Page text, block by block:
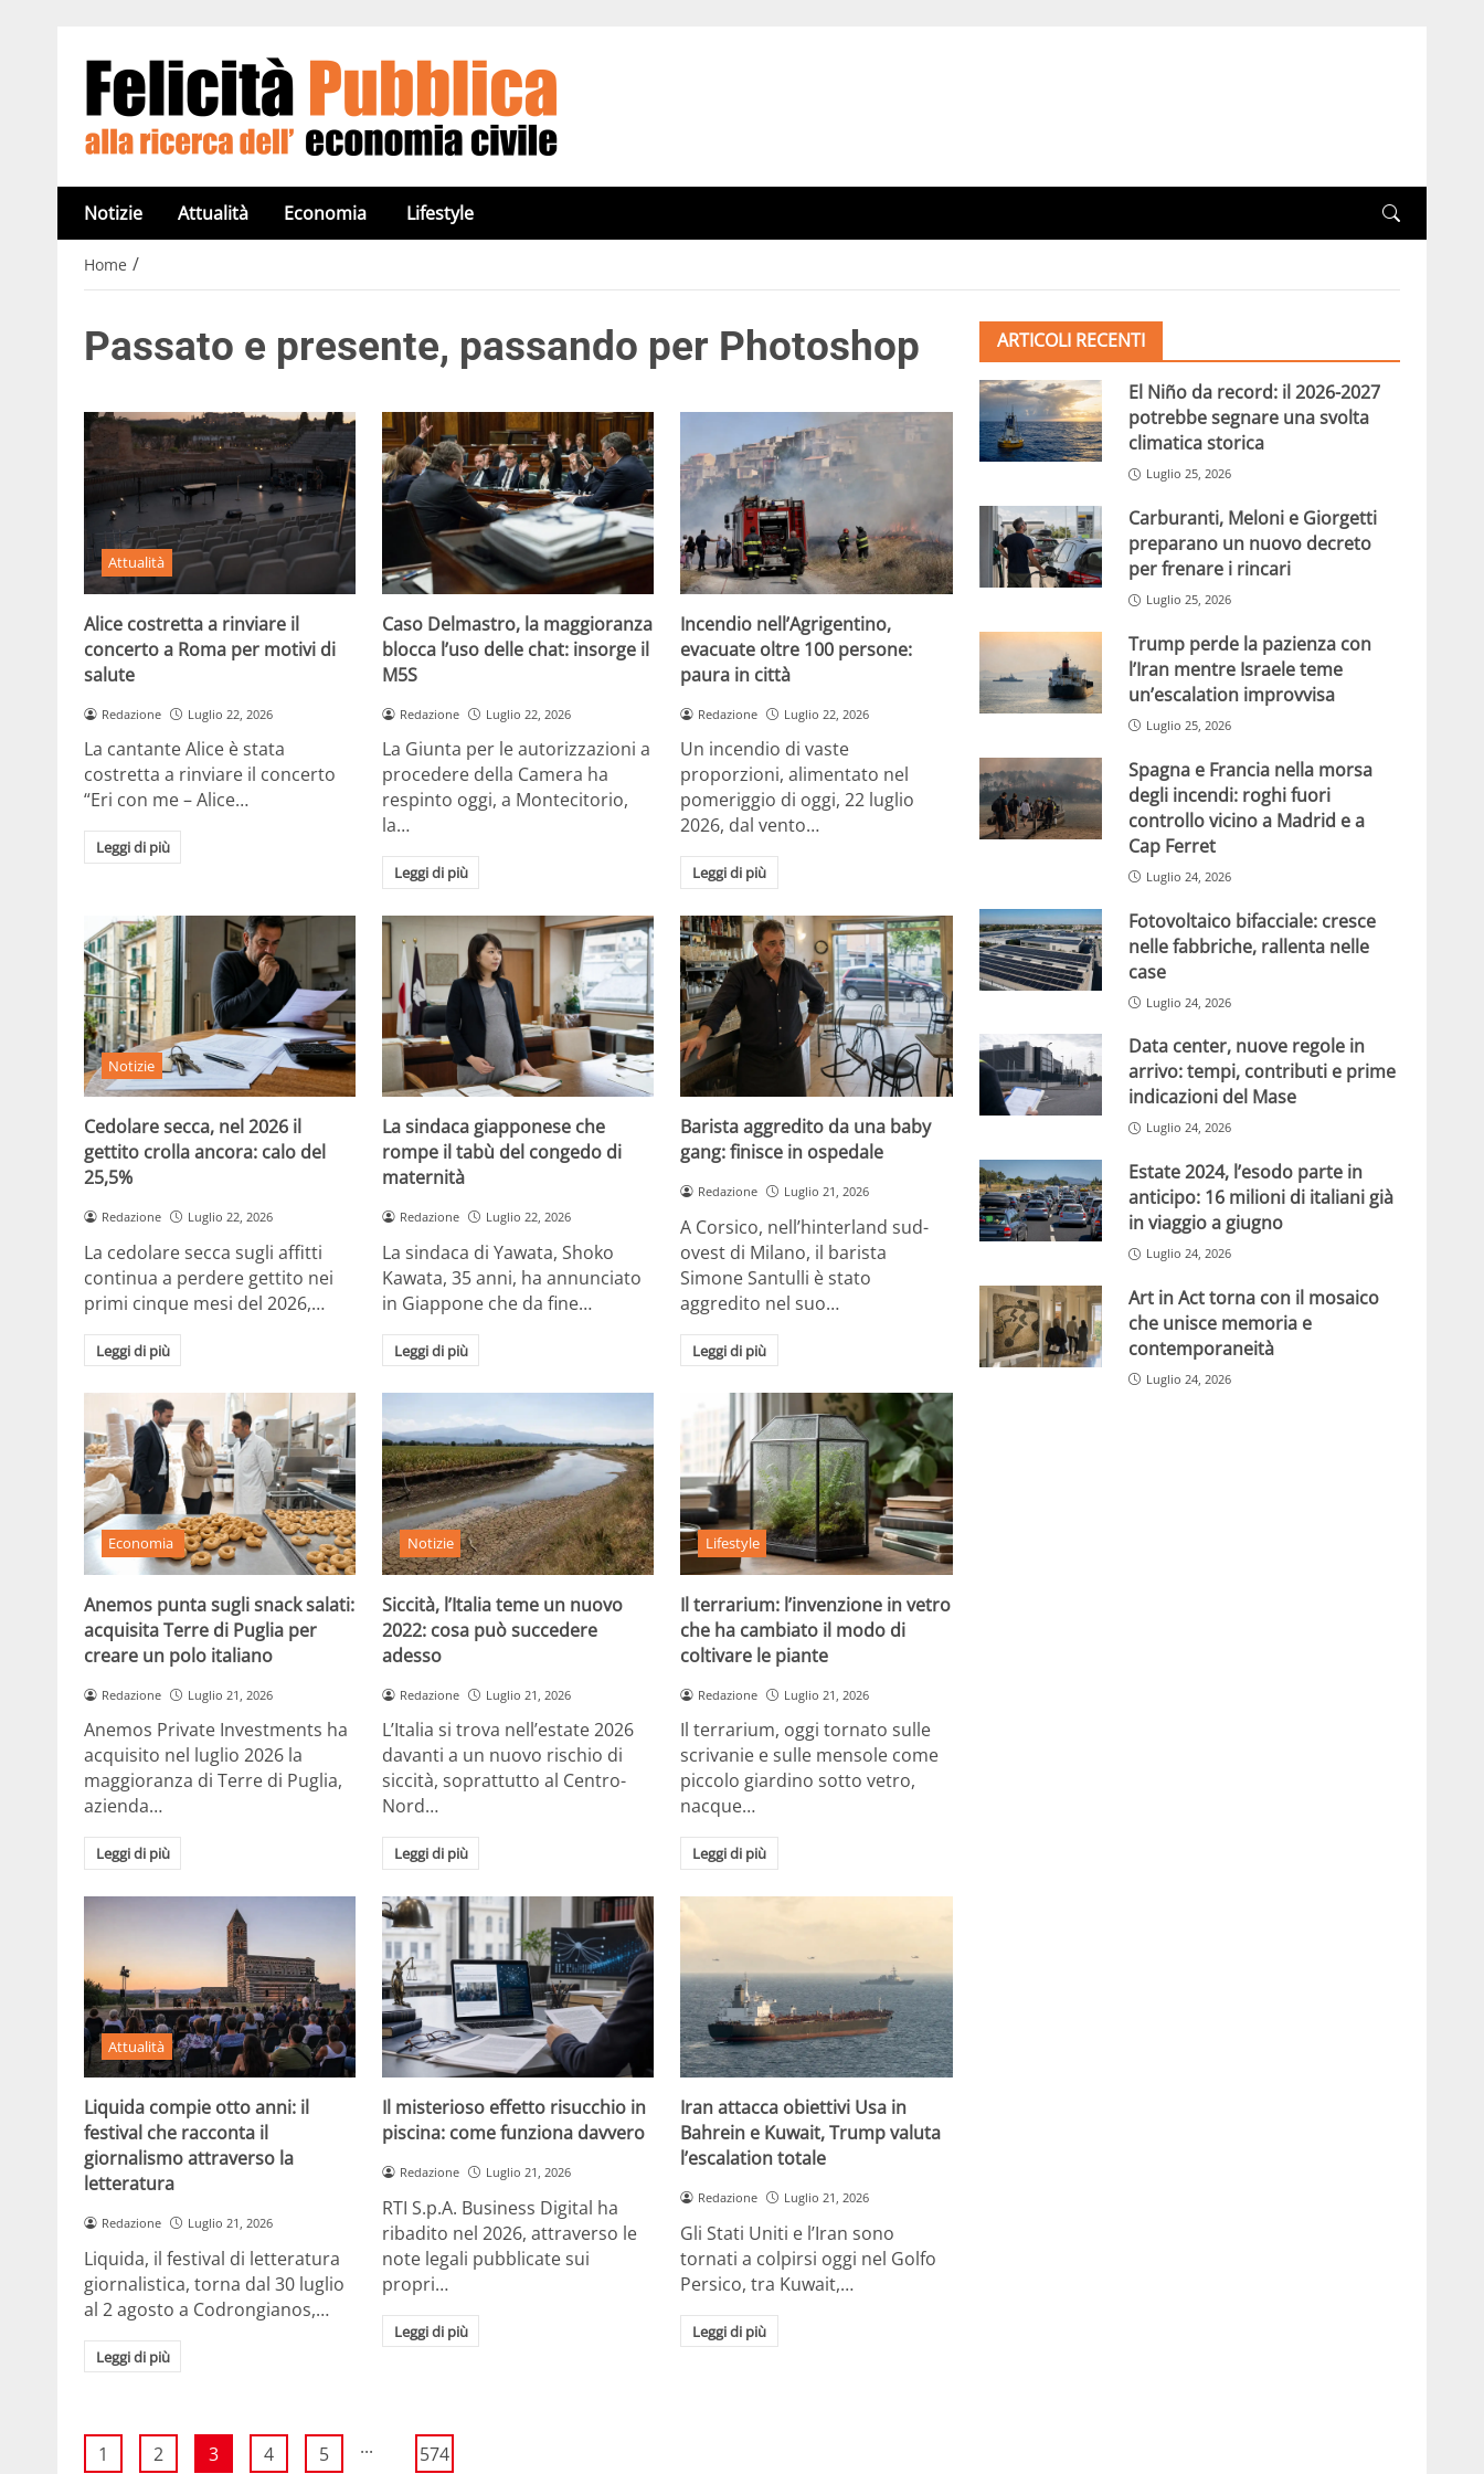
Notizie Attualità Economia Lifestyle
Home /
Passato e presente, passando per Photoshop
Attualità
Alice costretta a rinviare il
concerto a Roma per motivi di
salute
Redazione Luglio 22, 2026
La cantante Alice è stata
costretta a rinviare il concerto
“Eri con me – Alice…
Leggi di più
Caso Delmastro, la maggioranza
blocca l’uso delle chat: insorge il
M5S
Redazione Luglio 22, 2026
La Giunta per le autorizzazioni a
procedere della Camera ha
respinto oggi, a Montecitorio,
la…
Leggi di più
Incendio nell’Agrigentino,
evacuate oltre 100 persone:
paura in città
Redazione Luglio 22, 2026
Un incendio di vaste
proporzioni, alimentato nel
pomeriggio di oggi, 22 luglio
2026, dal vento…
Leggi di più
Notizie
Cedolare secca, nel 2026 il
gettito crolla ancora: calo del
25,5%
Redazione Luglio 22, 2026
La cedolare secca sugli affitti
continua a perdere gettito nei
primi cinque mesi del 2026,…
Leggi di più
La sindaca giapponese che
rompe il tabù del congedo di
maternità
Redazione Luglio 22, 2026
La sindaca di Yawata, Shoko
Kawata, 35 anni, ha annunciato
in Giappone che da fine…
Leggi di più
Barista aggredito da una baby
gang: finisce in ospedale
Redazione Luglio 21, 2026
A Corsico, nell’hinterland sud-
ovest di Milano, il barista
Simone Santulli è stato
aggredito nel suo…
Leggi di più
Economia
Anemos punta sugli snack salati:
acquisita Terre di Puglia per
creare un polo italiano
Redazione Luglio 21, 2026
Anemos Private Investments ha
acquisito nel luglio 2026 la
maggioranza di Terre di Puglia,
azienda…
Leggi di più
Notizie
Siccità, l’Italia teme un nuovo
2022: cosa può succedere
adesso
Redazione Luglio 21, 2026
L’Italia si trova nell’estate 2026
davanti a un nuovo rischio di
siccità, soprattutto al Centro-
Nord…
Leggi di più
Lifestyle
Il terrarium: l’invenzione in vetro
che ha cambiato il modo di
coltivare le piante
Redazione Luglio 21, 2026
Il terrarium, oggi tornato sulle
scrivanie e sulle mensole come
piccolo giardino sotto vetro,
nacque…
Leggi di più
Attualità
Liquida compie otto anni: il
festival che racconta il
giornalismo attraverso la
letteratura
Redazione Luglio 21, 2026
Liquida, il festival di letteratura
giornalistica, torna dal 30 luglio
al 2 agosto a Codrongianos,…
Leggi di più
Il misterioso effetto risucchio in
piscina: come funziona davvero
Redazione Luglio 21, 2026
RTI S.p.A. Business Digital ha
ribadito nel 2026, attraverso le
note legali pubblicate sui
propri…
Leggi di più
Iran attacca obiettivi Usa in
Bahrein e Kuwait, Trump valuta
l’escalation totale
Redazione Luglio 21, 2026
Gli Stati Uniti e l’Iran sono
tornati a colpirsi oggi nel Golfo
Persico, tra Kuwait,…
Leggi di più
1 2 3 4 5 ... 574
ARTICOLI RECENTI
El Niño da record: il 2026-2027
potrebbe segnare una svolta
climatica storica
Luglio 25, 2026
Carburanti, Meloni e Giorgetti
preparano un nuovo decreto
per frenare i rincari
Luglio 25, 2026
Trump perde la pazienza con
l’Iran mentre Israele teme
un’escalation improvvisa
Luglio 25, 2026
Spagna e Francia nella morsa
degli incendi: roghi fuori
controllo vicino a Madrid e a
Cap Ferret
Luglio 24, 2026
Fotovoltaico bifacciale: cresce
nelle fabbriche, rallenta nelle
case
Luglio 24, 2026
Data center, nuove regole in
arrivo: tempi, contributi e prime
indicazioni del Mase
Luglio 24, 2026
Estate 2024, l’esodo parte in
anticipo: 16 milioni di italiani già
in viaggio a giugno
Luglio 24, 2026
Art in Act torna con il mosaico
che unisce memoria e
contemporaneità
Luglio 24, 2026